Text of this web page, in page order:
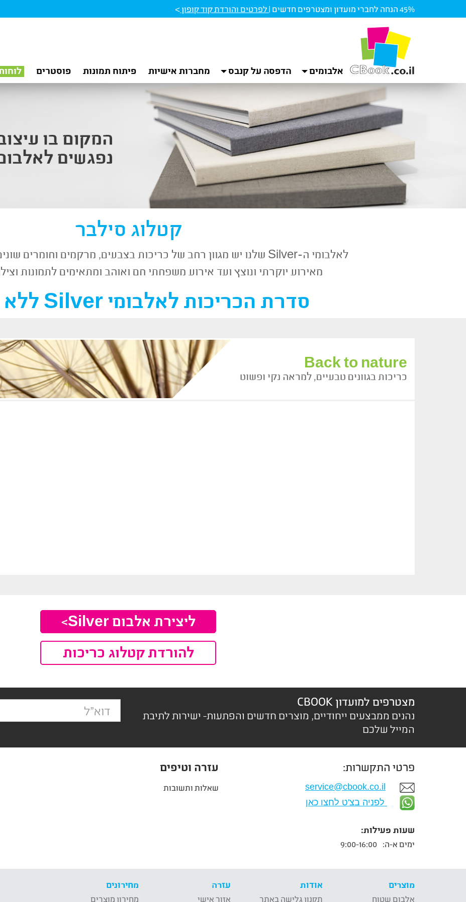
45% הנחה לחברי מועדון ומצטרפים חדשים | לפרטים והורדת קוד קופון>
אלבומים הדפסה על קנבס מחברות אישיות פיתוח תמונות פוסטרים
קטלוג סילבר
לאלבומי ה-Silver שלנו יש מגוון רחב של כריכות בצבעים, מרקמים וחומרים שונים שיתאימו לכל אירוע
מאירוע יוקרתי ונוצץ ועד אירוע משפחתי חם ואוהב ומתאימים לתמונות
סדרת הכריכות לאלבומי Silver ללא תמונה
Back to nature
כריכות בגוונים טבעיים, למראה נקי ופשוט
ליצירת אלבום Silver>
להורדת קטלוג כריכות
מצטרפים למועדון CBOOK
נהנים ממבצעים ייחודיים, מוצרים חדשים והפתעות- ישירות לתיבת
המייל שלכם
פרטי התקשרות:
service@cbook.co.il
לפניה בצ'ט לחצו כאן
שעות פעילות:
ימים א-ה:
עזרה וטיפים
שאלות ותשובות
מוצרים
אלבום שטוח
אודות
תקנון גלישה באתר
עזרה
אזור אישי
מחירונים
מחירון מוצרים